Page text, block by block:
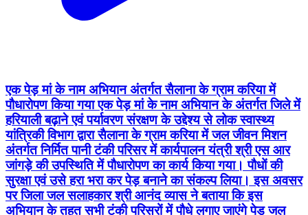
एक पेड़ मां के नाम अभियान अंतर्गत सैलाना के ग्राम करिया में
पौधारोपण किया गया एक पेड़ मां के नाम अभियान के अंतर्गत जिले में
हरियाली बढ़ाने एवं पर्यावरण संरक्षण के उद्देश्य से लोक स्वास्थ्य
यांत्रिकी विभाग द्वारा सैलाना के ग्राम करिया में जल जीवन मिशन
अंतर्गत निर्मित पानी टंकी परिसर में कार्यपालन यंत्री श्री एस आर
जांगड़े की उपस्थिति में पौधारोपण का कार्य किया गया। पौधों की
सुरक्षा एवं उसे हरा भरा कर पेड़ बनाने का संकल्प लिया। इस अवसर
पर जिला जल सलाहकार श्री आनंद व्यास ने बताया कि इस
अभियान के तहत सभी टंकी परिसरों में पौधे लगाए जाएंगे पेड़ जल